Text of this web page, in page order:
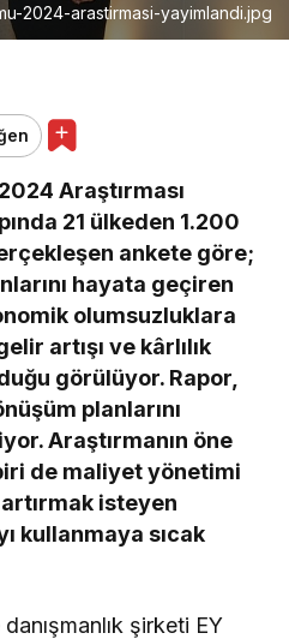
2024-arastirmasi-yayimlandi.jpg
Araştırması
21 ülkeden 1.200
ankete göre;
hayata geçiren
olumsuzluklara
artışı ve kârlılık
görülüyor. Rapor,
planlarını
Araştırmanın öne
de maliyet yönetimi
isteyen
kullanmaya sıcak
şirketi EY